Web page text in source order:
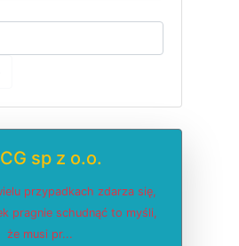
sp z o.o.
przypadkach zdarza się,
pragnie schudnąć to myśli,
że musi pr...